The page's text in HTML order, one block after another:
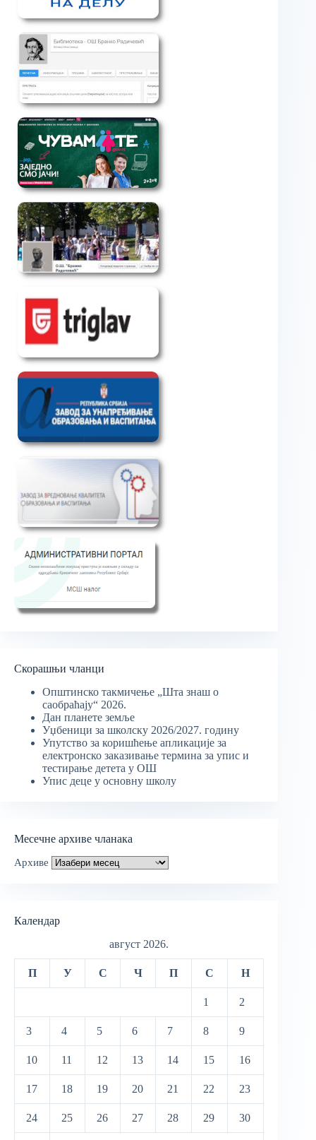
Скорашњи чланци
Општинско такмичење „Шта знаш о
саобраћају“ 2026.
Дан планете земље
Уџбеници за школску 2026/2027. годину
Упутство за коришћење апликације за
електронско заказивање термина за упис и
тестирање детета у ОШ
Упис деце у основну школу
Месечне архиве чланака
Архиве
Календар
август 2026.
П У С Ч П С Н
1 2
3 4 5 6 7 8 9
10 11 12 13 14 15 16
17 18 19 20 21 22 23
24 25 26 27 28 29 30